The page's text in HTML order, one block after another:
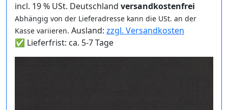
incl. 19 % USt. Deutschland versandkostenfrei
Abhängig von der Lieferadresse kann die USt. an der
Kasse variieren. Ausland: zzgl. Versandkosten
✅ Lieferfrist: ca. 5-7 Tage